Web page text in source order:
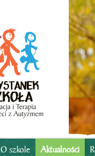
O szkole Aktualności